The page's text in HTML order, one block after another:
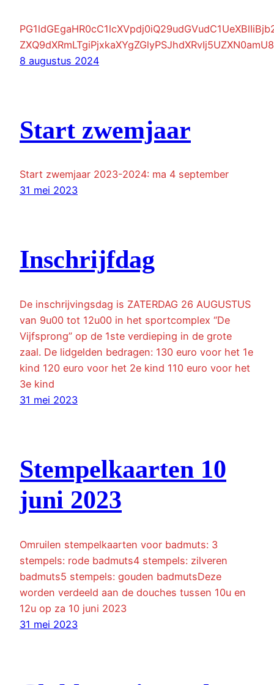
8 augustus 2024
Start zwemjaar
Start zwemjaar 2023-2024: ma 4 september
31 mei 2023
Inschrijfdag
De inschrijvingsdag is ZATERDAG 26 AUGUSTUS
van 9u00 tot 12u00 in het sportcomplex “De
Vijfsprong” op de 1ste verdieping in de grote
zaal. De lidgelden bedragen: 130 euro voor het 1e
kind 120 euro voor het 2e kind 110 euro voor het
3e kind
31 mei 2023
Stempelkaarten 10
juni 2023
Omruilen stempelkaarten voor badmuts: 3
stempels: rode badmuts4 stempels: zilveren
badmuts5 stempels: gouden badmutsDeze
worden verdeeld aan de douches tussen 10u en
12u op za 10 juni 2023
31 mei 2023